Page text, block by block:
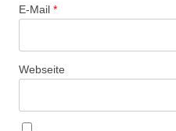
E-Mail *
Webseite